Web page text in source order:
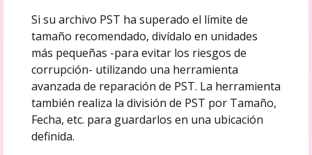
Si su archivo PST ha superado el límite de
tamaño recomendado, divídalo en unidades
más pequeñas -para evitar los riesgos de
corrupción- utilizando una herramienta
avanzada de reparación de PST. La herramienta
también realiza la división de PST por Tamaño,
Fecha, etc. para guardarlos en una ubicación
definida.